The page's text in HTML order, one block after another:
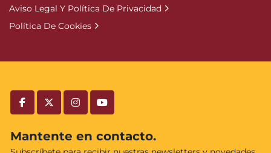
facebooktwitterinstagramyoutube
Mantente en contacto.
Aviso Legal Y Política De Privacidad
Política De Cookies